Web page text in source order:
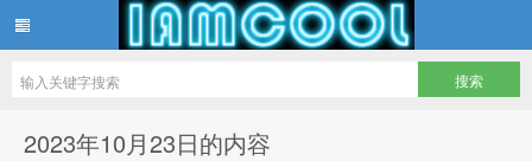
2023年10月23日的内容